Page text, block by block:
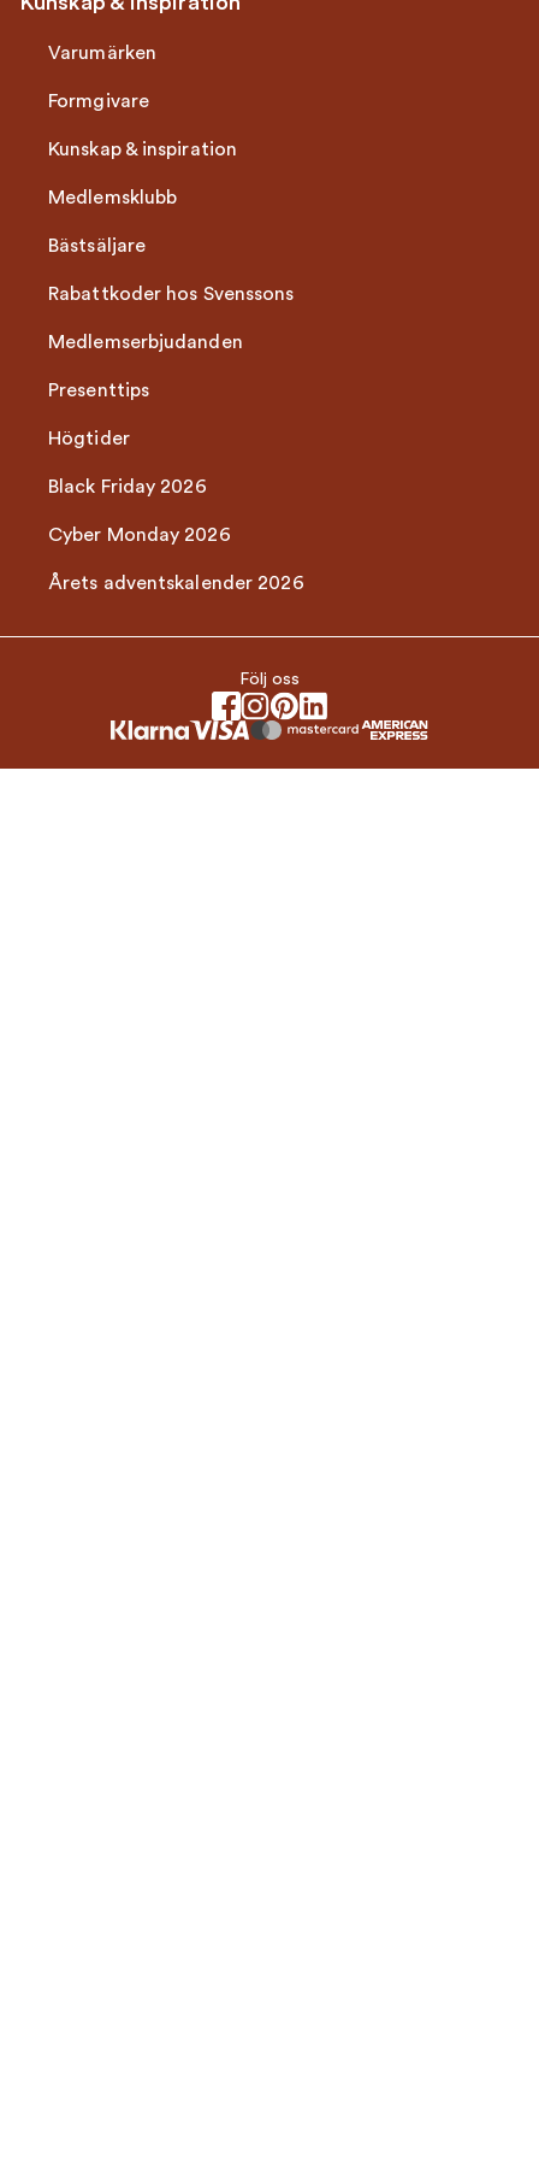
Varumärken
Formgivare
Kunskap & inspiration
Medlemsklubb
Bästsäljare
Rabattkoder hos Svenssons
Medlemserbjudanden
Presenttips
Högtider
Black Friday 2026
Cyber Monday 2026
Årets adventskalender 2026
Följ oss